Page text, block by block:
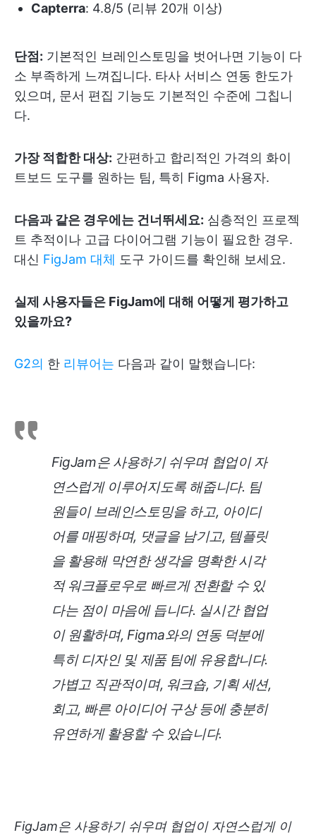
Capterra: 4.8/5 (리뷰 20개 이상)
단점: 기본적인 브레인스토밍을 벗어나면 기능이 다
소 부족하게 느껴집니다. 타사 서비스 연동 한도가
있으며, 문서 편집 기능도 기본적인 수준에 그칩니
다.
가장 적합한 대상: 간편하고 합리적인 가격의 화이
트보드 도구를 원하는 팀, 특히 Figma 사용자.
다음과 같은 경우에는 건너뛰세요: 심층적인 프로젝
트 추적이나 고급 다이어그램 기능이 필요한 경우.
대신 FigJam 대체 도구 가이드를 확인해 보세요.
실제 사용자들은 FigJam에 대해 어떻게 평가하고
있을까요?
G2의 한 리뷰어는 다음과 같이 말했습니다:
FigJam은 사용하기 쉬우며 협업이 자
연스럽게 이루어지도록 해줍니다. 팀
원들이 브레인스토밍을 하고, 아이디
어를 매핑하며, 댓글을 남기고, 템플릿
을 활용해 막연한 생각을 명확한 시각
적 워크플로우로 빠르게 전환할 수 있
다는 점이 마음에 듭니다. 실시간 협업
이 원활하며, Figma와의 연동 덕분에
특히 디자인 및 제품 팀에 유용합니다.
가볍고 직관적이며, 워크숍, 기획 세션,
회고, 빠른 아이디어 구상 등에 충분히
유연하게 활용할 수 있습니다.
FigJam은 사용하기 쉬우며 협업이 자연스럽게 이